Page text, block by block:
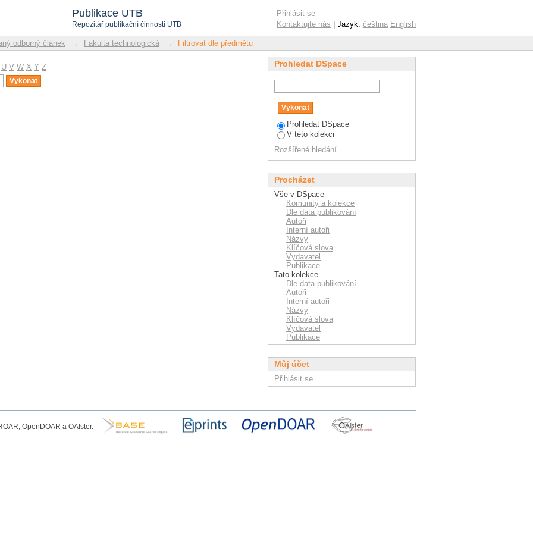
Publikace UTB
Repozitář publikační činnosti UTB
Přihlásit se
Kontaktujte nás | Jazyk: čeština English
odborný článek → Fakulta technologická → Filtrovat dle předmětu
U V W X Y Z
Prohledat DSpace
Prohledat DSpace
V této kolekci
Rozšířené hledání
Procházet
Vše v DSpace
Komunity a kolekce
Dle data publikování
Autoři
Interní autoři
Názvy
Klíčová slova
Vydavatel
Publikace
Tato kolekce
Dle data publikování
Autoři
Interní autoři
Názvy
Klíčová slova
Vydavatel
Publikace
Můj účet
Přihlásit se
OpenDOAR a OAIster.